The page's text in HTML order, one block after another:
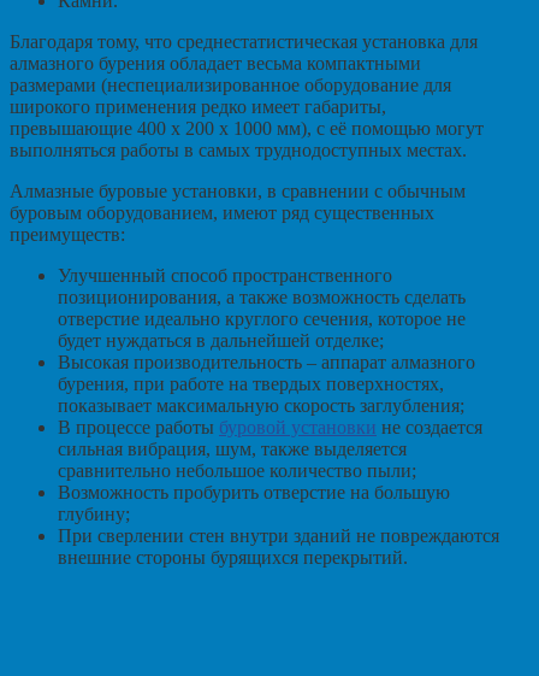
Благодаря тому, что среднестатистическая установка для
алмазного бурения обладает весьма компактными
размерами (неспециализированное оборудование для
широкого применения редко имеет габариты,
превышающие 400 х 200 х 1000 мм), с её помощью могут
выполняться работы в самых труднодоступных местах.
Алмазные буровые установки, в сравнении с обычным
буровым оборудованием, имеют ряд существенных
преимуществ:
Улучшенный способ пространственного
позиционирования, а также возможность сделать
отверстие идеально круглого сечения, которое не
будет нуждаться в дальнейшей отделке;
Высокая производительность – аппарат алмазного
бурения, при работе на твердых поверхностях,
показывает максимальную скорость заглубления;
В процессе работы буровой установки не создается
сильная вибрация, шум, также выделяется
сравнительно небольшое количество пыли;
Возможность пробурить отверстие на большую
глубину;
При сверлении стен внутри зданий не повреждаются
внешние стороны бурящихся перекрытий.